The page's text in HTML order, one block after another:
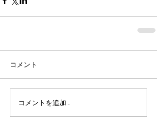
コメント
コメントを追加…